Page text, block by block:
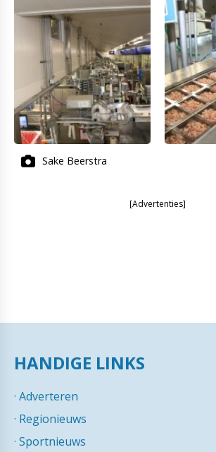
Sake Beerstra
[Advertenties]
HANDIGE LINKS
· Adverteren
· Regionieuws
· Sportnieuws